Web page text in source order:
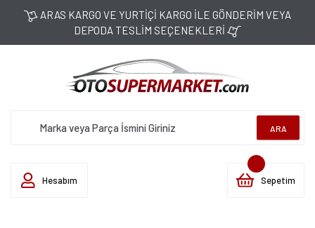
ARAS KARGO VE YURTİÇİ KARGO İLE GÖNDERİM VEYA
DEPODA TESLİM SEÇENEKLERİ
ARA
Hesabım Sepetim